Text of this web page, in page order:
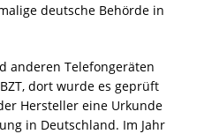
deutsche Behörde in
anderen Telefongeräten
dort wurde es geprüft
Hersteller eine Urkunde
in Deutschland. Im Jahr